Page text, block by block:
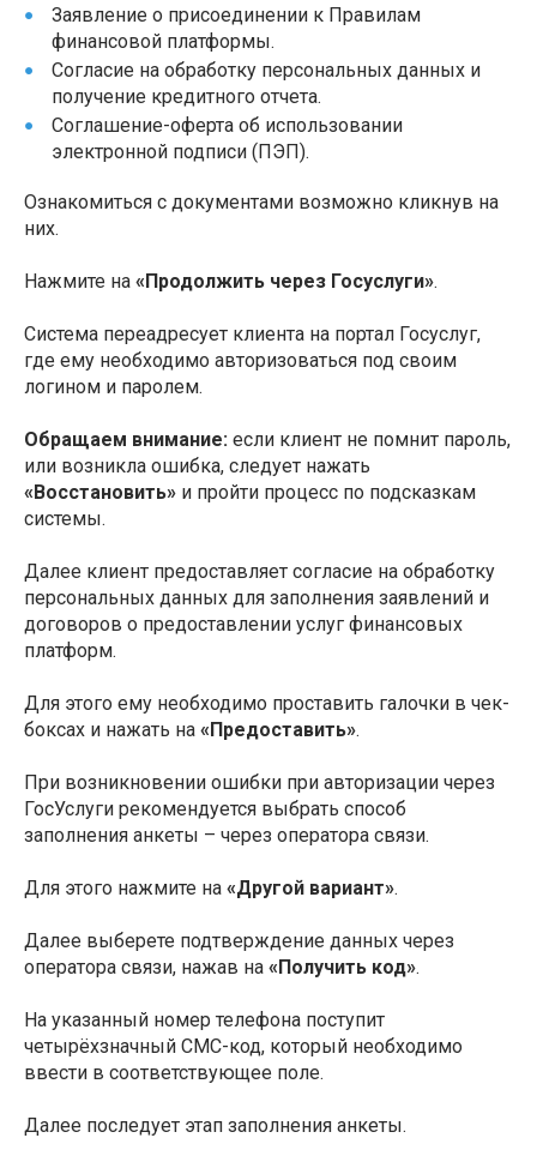
Заявление о присоединении к Правилам
финансовой платформы.
Согласие на обработку персональных данных и
получение кредитного отчета.
Соглашение-оферта об использовании
электронной подписи (ПЭП).
Ознакомиться с документами возможно кликнув на
них.
Нажмите на «Продолжить через Госуслуги».
Система переадресует клиента на портал Госуслуг,
где ему необходимо авторизоваться под своим
логином и паролем.
Обращаем внимание: если клиент не помнит пароль,
или возникла ошибка, следует нажать
«Восстановить» и пройти процесс по подсказкам
системы.
Далее клиент предоставляет согласие на обработку
персональных данных для заполнения заявлений и
договоров о предоставлении услуг финансовых
платформ.
Для этого ему необходимо проставить галочки в чек-
боксах и нажать на «Предоставить».
При возникновении ошибки при авторизации через
ГосУслуги рекомендуется выбрать способ
заполнения анкеты – через оператора связи.
Для этого нажмите на «Другой вариант».
Далее выберете подтверждение данных через
оператора связи, нажав на «Получить код».
На указанный номер телефона поступит
четырёхзначный СМС-код, который необходимо
ввести в соответствующее поле.
Далее последует этап заполнения анкеты.